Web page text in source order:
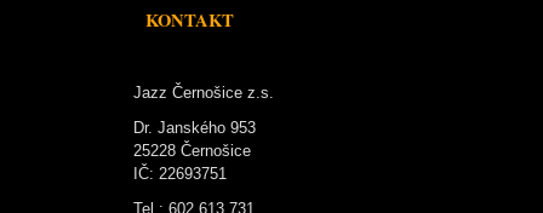
KONTAKT
Jazz Černošice z.s.
Dr. Janského 953
25228 Černošice
IČ: 22693751
Tel.: 602 613 731